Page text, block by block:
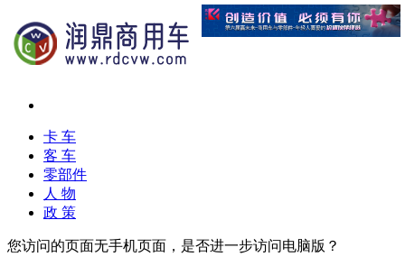
卡 车
客 车
零部件
人 物
政 策
您访问的页面无手机页面，是否进一步访问电脑版？